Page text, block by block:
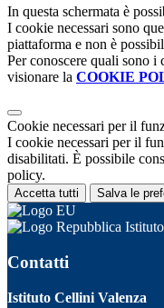
In questa schermata è
I cookie necessari sono
piattaforma e non è
Per conoscere quali sono i
visionare la COOKIE
Cookie necessari per il
I cookie necessari per il
disabilitati. È possibile
policy.
Accetta tutti Salva le
Contatti
Istituto Cellini Valenza